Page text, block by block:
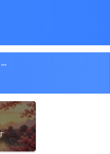
その他（教養番組・ドキュメント）